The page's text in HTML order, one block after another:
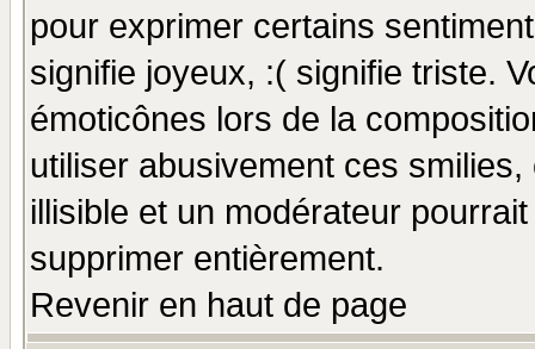
pour exprimer certains
signifie joyeux, :( signifie triste.
émoticônes lors de la
utiliser abusivement ces
illisible et un modérateur
supprimer entièrement.
Revenir en haut de page